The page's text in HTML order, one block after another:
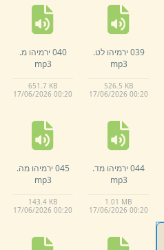
039 ירמיהו לט.
mp3
526.5 KB
17/06/2026 00:20
040 ירמיהו מ.
mp3
651.7 KB
17/06/2026 00:20
044 ירמיהו מד.
mp3
1.01 MB
17/06/2026 00:20
045 ירמיהו מה.
mp3
143.4 KB
17/06/2026 00:20